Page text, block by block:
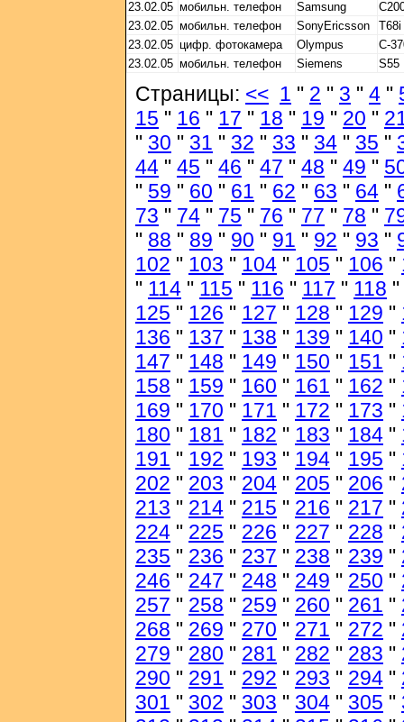
23.02.05 мобильн. телефон Samsung
23.02.05 мобильн. телефон SonyEricsson
T68i
23.02.05 цифр. фотокамера Olympus
С-
23.02.05 мобильн. телефон Siemens S55
Страницы: << 1 " 2 " 3 " 4 "
15 " 16 " 17 " 18 " 19 " 20 "
" 30 " 31 " 32 " 33 " 34 " 35 "
44 " 45 " 46 " 47 " 48 " 49 "
" 59 " 60 " 61 " 62 " 63 " 64 "
73 " 74 " 75 " 76 " 77 " 78 "
" 88 " 89 " 90 " 91 " 92 " 93 "
102 " 103 " 104 " 105 " 106 "
" 114 " 115 " 116 " 117 " 118 "
125 " 126 " 127 " 128 " 129 "
136 " 137 " 138 " 139 " 140 "
147 " 148 " 149 " 150 " 151 "
158 " 159 " 160 " 161 " 162 "
169 " 170 " 171 " 172 " 173 "
180 " 181 " 182 " 183 " 184 "
191 " 192 " 193 " 194 " 195 "
202 " 203 " 204 " 205 " 206 "
213 " 214 " 215 " 216 " 217 "
224 " 225 " 226 " 227 " 228 "
235 " 236 " 237 " 238 " 239 "
246 " 247 " 248 " 249 " 250 "
257 " 258 " 259 " 260 " 261 "
268 " 269 " 270 " 271 " 272 "
279 " 280 " 281 " 282 " 283 "
290 " 291 " 292 " 293 " 294 "
301 " 302 " 303 " 304 " 305 "